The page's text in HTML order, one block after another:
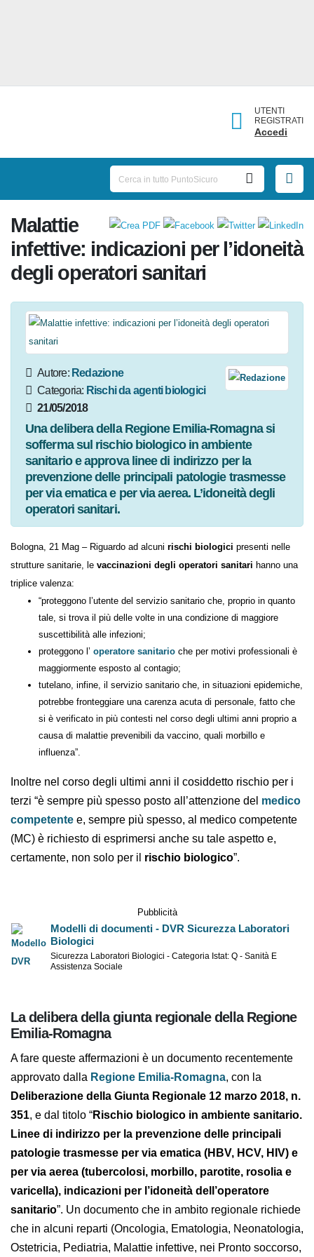
UTENTI
REGISTRATI
Accedi
Malattie
infettive: indicazioni per
l’idoneità degli operatori
sanitari
Autore:Redazione
biologici
21/05/2018
Una delibera della Regione Emilia-Romagna si
sofferma sul rischio biologico in ambiente
sanitario e approva linee di indirizzo per la
prevenzione delle principali patologie trasmesse
operatori sanitari.
Bologna, 21 Mag – Riguardo ad alcuni
strutture sanitarie, levaccinazioni degli operatori sanitarihanno
una triplice valenza:
quanto tale, si trova il più delle volte in una condizione di
maggiore suscettibilità alle infezioni;
che per motivi professionali
è maggiormente esposto al contagio;
tutelano, infine, il servizio sanitario che, in situazioni
epidemiche, potrebbe fronteggiare una carenza acuta di
ultimi anni proprio a causa di malattie prevenibili da vaccino,
quali morbillo e influenza”.
Inoltre nel corso degli ultimi anni il cosiddetto rischio
per i terzi “è sempre più spesso posto all’attenzione del
medico competentee, sempre più spesso, al medico
Sicurezza Laboratori Biologici - Categoria Istat: Q - Sanità E
Assistenza Sociale
La delibera della giunta regionale della
Regione Emilia-Romagna
A fare queste affermazioni è un documento
recentemente approvato dallaRegione Emilia-
Romagna, con laDeliberazione della Giunta
Regionale 12 marzo 2018, n. 351, e dal titolo “Rischio
biologico in ambiente sanitario. Linee di indirizzo
per la prevenzione delle principali patologie
trasmesse per via ematica (HBV, HCV, HIV) e per via
aerea (tubercolosi, morbillo, parotite, rosolia e